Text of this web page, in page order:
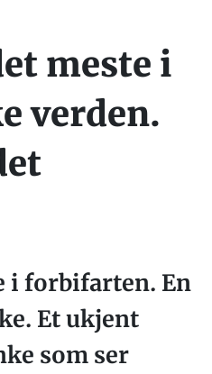
meste i
verden.
i forbifarten. En
Et ukjent
som ser